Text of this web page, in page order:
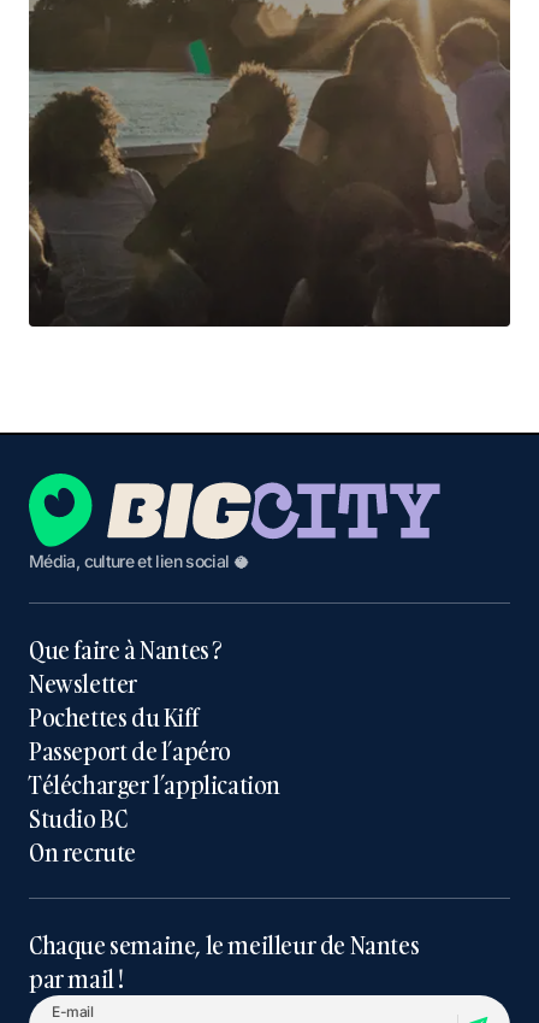
Média, culture et lien social 🥥
Que faire à Nantes ?
Newsletter
Pochettes du Kiff
Passeport de l’apéro
Télécharger l’application
Studio BC
On recrute
Chaque semaine, le meilleur de Nantes
par mail !
E-mail